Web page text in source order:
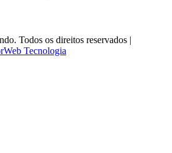
Todos os direitos reservados |
Tecnologia